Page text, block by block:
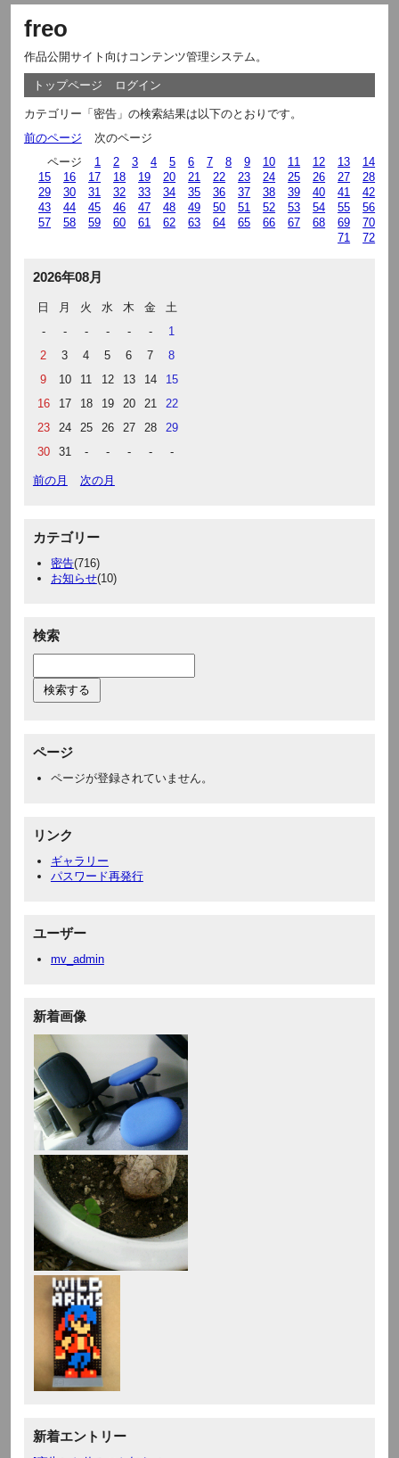
freo
作品公開サイト向けコンテンツ管理システム。
トップページ ログイン
カテゴリー「密告」の検索結果は以下のとおりです。
前のページ
次のページ
ページ
1 2 3 4 5 6 7 8 9 10 11 12 13
14
15
16 17 18 19 20 21 22 23 24 25 26 27
28
29
30 31 32 33 34 35 36 37 38 39 40 41
42
43
44 45 46 47 48 49 50 51 52 53 54 55
56
57
58 59 60 61 62 63 64 65 66 67 68 69
70
71
72
2026年08月
日 月 火 水 木 金
土
-
- - - - -
1
2
3 4 5 6 7
8
9
10 11 12 13 14
15
16
17 18 19 20 21
22
23
24 25 26 27 28
29
30
31 - - - - -
前の月 次の月
カテゴリー
密告(716)
お知らせ(10)
検索
ページ
ページが登録されていません。
リンク
ギャラリー
パスワード再発行
ユーザー
mv_admin
新着画像
新着エントリー